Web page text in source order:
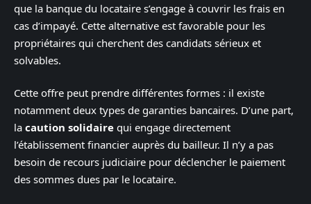
que la banque du locataire s’engage à couvrir les frais en
cas d’impayé. Cette alternative est favorable pour les
propriétaires qui cherchent des candidats sérieux et
solvables.
Cette offre peut prendre différentes formes : il existe
notamment deux types de garanties bancaires. D’une part,
la caution solidaire qui engage directement
l’établissement financier auprès du bailleur. Il n’y a pas
besoin de recours judiciaire pour déclencher le paiement
des sommes dues par le locataire.